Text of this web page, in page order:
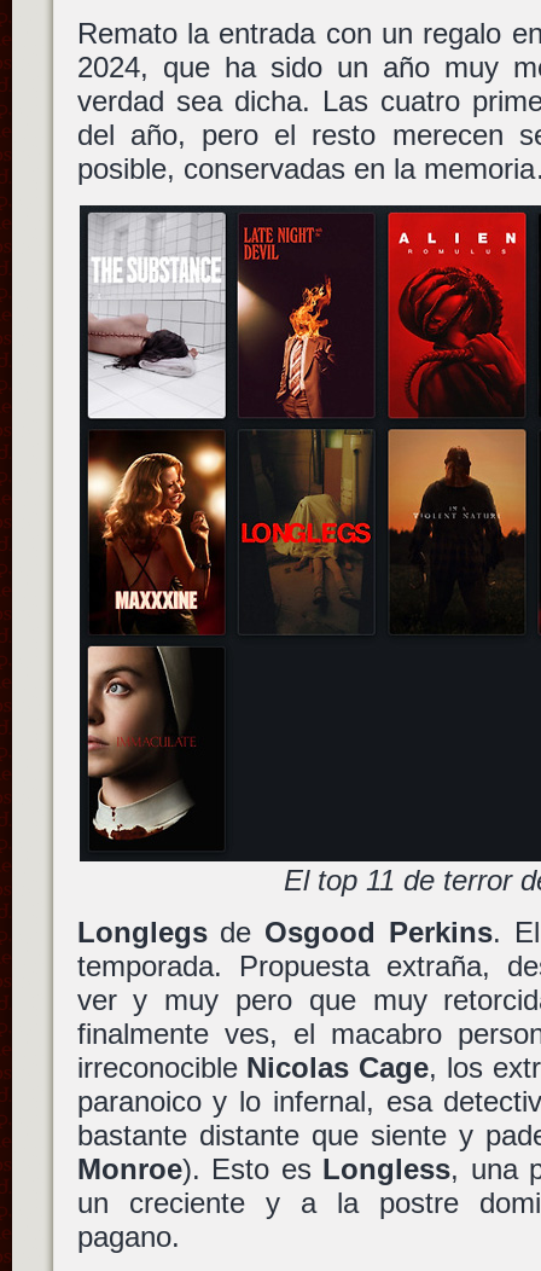
Remato la entrada con un regalo
2024, que ha sido un año muy
verdad sea dicha. Las cuatro
del año, pero el resto merecen
posible, conservadas en la
El top 11 de terror
Longlegsde Osgood Perkins.
temporada. Propuesta extraña,
ver y muy pero que muy
finalmente ves, el macabro
irreconocible Nicolas Cage, los
paranoico y lo infernal, esa
bastante distante que siente y
Monroe). Esto es Longless, una
un creciente y a la postre
pagano.